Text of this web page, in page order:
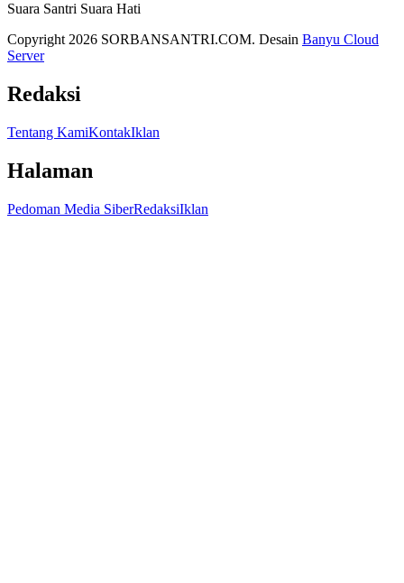
Suara Santri Suara Hati
Copyright 2026 SORBANSANTRI.COM. Desain Banyu Cloud
Server
Redaksi
Tentang KamiKontakIklan
Halaman
Pedoman Media SiberRedaksiIklan